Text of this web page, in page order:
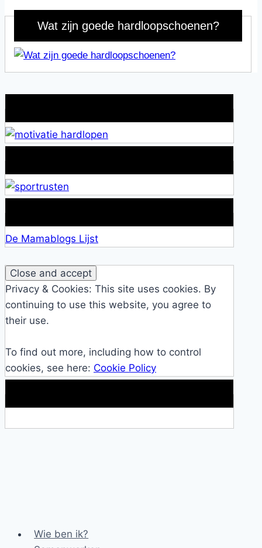
Wat zijn goede hardloopschoenen?
De Mamablogs Lijst
Privacy & Cookies: This site uses cookies. By
continuing to use this website, you agree to
their use.
To find out more, including how to control
cookies, see here: Cookie Policy
Wie ben ik?